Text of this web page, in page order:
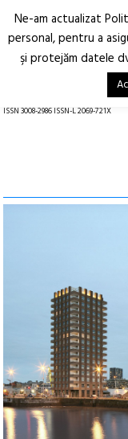
Arhitectură.
Oraș.
ISSN 3008-2986 ISSN-L 2069-721X
Ne-am actualizat
personal, pentru a
şi protejăm datele